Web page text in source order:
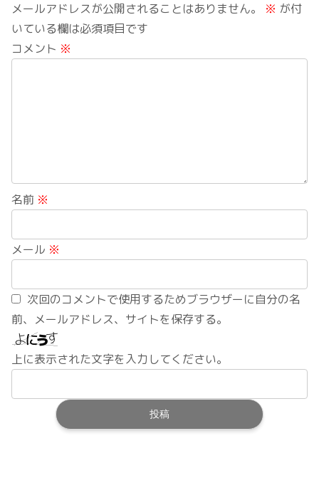
メールアドレスが公開されることはありません。 ※ が付
いている欄は必須項目です
コメント ※
名前 ※
メール ※
次回のコメントで使用するためブラウザーに自分の名
前、メールアドレス、サイトを保存する。
上に表示された文字を入力してください。